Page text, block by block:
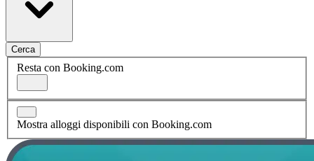
Cerca
Resta con Booking.com
Mostra alloggi disponibili con Booking.com